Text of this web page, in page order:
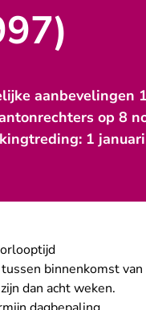
aanbevelingen
op 8
1
binnenkomst
dan acht weken.